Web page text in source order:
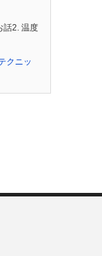
話2. 温度
クニッ